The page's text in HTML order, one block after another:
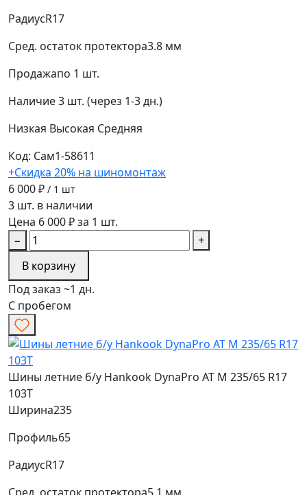
РадиусR17
Сред. остаток протектора3.8 мм
Продажапо 1 шт.
Наличие3 шт. (через 1-3 дн.)
Низкая Высокая Средняя
Код: Сам1-58611
+Скидка 20% на шиномонтаж
6 000 ₽ / 1 шт
3 шт. в наличии
Цена 6 000 ₽ за 1 шт.
−
+
В корзину
Под заказ ~1 дн.
С пробегом
Шины летние б/у Hankook DynaPro AT M 235/65 R17
103T
Ширина235
Профиль65
РадиусR17